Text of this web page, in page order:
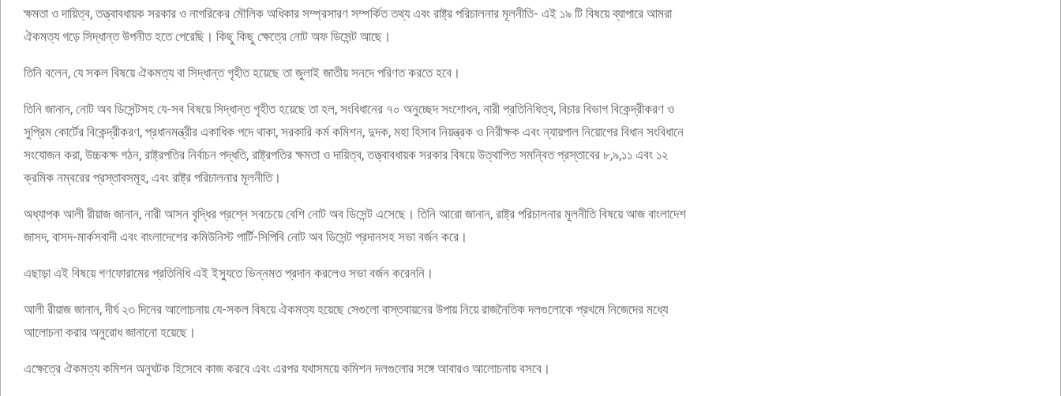
ক্ষমতা ও দায়িত্ব, তত্ত্বাবধায়ক সরকার ও নাগরিকের মৌলিক অধিকার সম্প্রসারণ সম্পর্কিত তথ্য এবং রাষ্ট্র পরিচালনার মূলনীতি- এই ১৯ টি বিষয়ে ব্যাপারে আমরা
ঐকমত্য গড়ে সিদ্ধান্ত উপনীত হতে পেরেছি। কিছু কিছু ক্ষেত্রে নোট অফ ডিসেন্ট আছে।
তিনি বলেন, যে সকল বিষয়ে ঐকমত্য বা সিদ্ধান্ত গৃহীত হয়েছে তা জুলাই জাতীয় সনদে পরিণত করতে হবে।
তিনি জানান, নোট অব ডিসেন্টসহ যে-সব বিষয়ে সিদ্ধান্ত গৃহীত হয়েছে তা হল, সংবিধানের ৭০ অনুচ্ছেদ সংশোধন, নারী প্রতিনিধিত্ব, বিচার বিভাগ বিকেন্দ্রীকরণ ও
সুপ্রিম কোর্টের বিকেন্দ্রীকরণ, প্রধানমন্ত্রীর একাধিক পদে থাকা, সরকারি কর্ম কমিশন, দুদক, মহা হিসাব নিয়ন্ত্রক ও নিরীক্ষক এবং ন্যায়পাল নিয়োগের বিধান সংবিধানে
সংযোজন করা, উচ্চকক্ষ গঠন, রাষ্ট্রপতির নির্বাচন পদ্ধতি, রাষ্ট্রপতির ক্ষমতা ও দায়িত্ব, তত্ত্বাবধায়ক সরকার বিষয়ে উত্থাপিত সমন্বিত প্রস্তাবের ৮,৯,১১ এবং ১২
ক্রমিক নম্বরের প্রস্তাবসমূহ, এবং রাষ্ট্র পরিচালনার মূলনীতি।
অধ্যাপক আলী রীয়াজ জানান, নারী আসন বৃদ্ধির প্রশ্নে সবচেয়ে বেশি নোট অব ডিসেন্ট এসেছে। তিনি আরো জানান, রাষ্ট্র পরিচালনার মূলনীতি বিষয়ে আজ বাংলাদেশ
জাসদ, বাসদ-মার্কসবাদী এবং বাংলাদেশের কমিউনিস্ট পার্টি-সিপিবি নোট অব ডিসেন্ট প্রদানসহ সভা বর্জন করে।
এছাড়া এই বিষয়ে গণফোরামের প্রতিনিধি এই ইস্যুতে ভিন্নমত প্রদান করলেও সভা বর্জন করেননি।
আলী রীয়াজ জানান, দীর্ঘ ২৩ দিনের আলোচনায় যে-সকল বিষয়ে ঐকমত্য হয়েছে সেগুলো বাস্তবায়নের উপায় নিয়ে রাজনৈতিক দলগুলোকে প্রথমে নিজেদের মধ্যে
আলোচনা করার অনুরোধ জানানো হয়েছে।
এক্ষেত্রে ঐকমত্য কমিশন অনুঘটক হিসেবে কাজ করবে এবং এরপর যথাসময়ে কমিশন দলগুলোর সঙ্গে আবারও আলোচনায় বসবে।